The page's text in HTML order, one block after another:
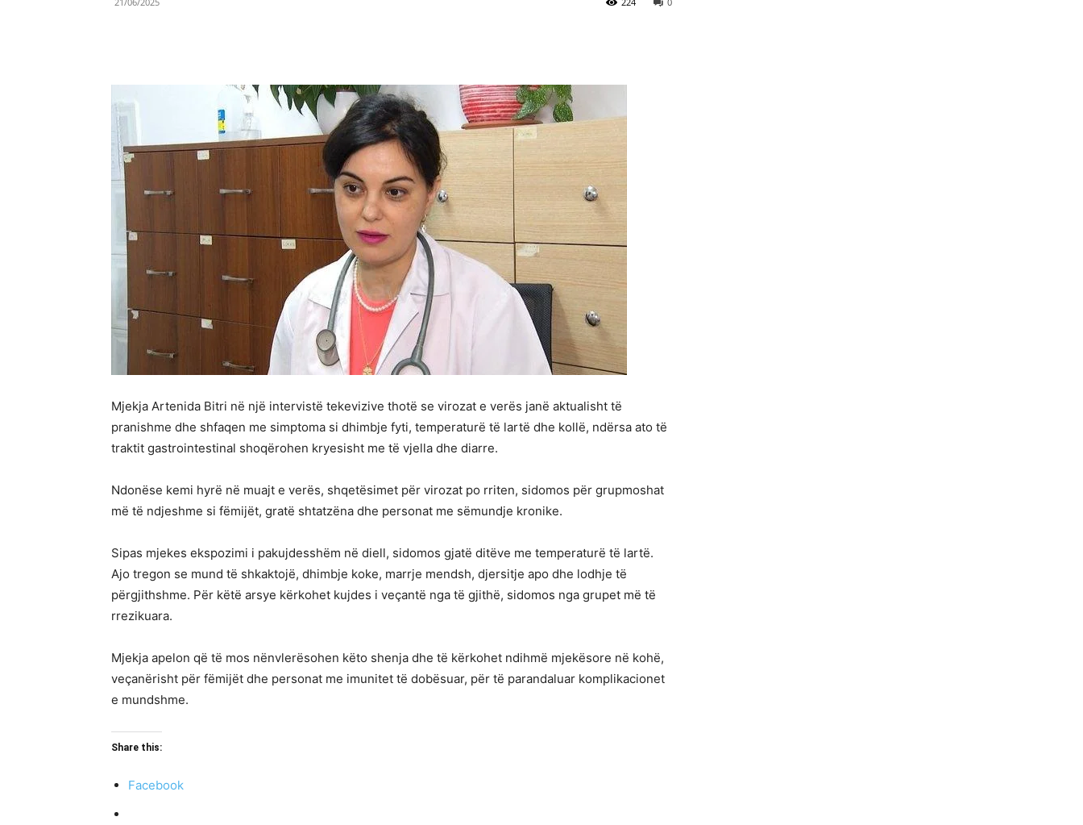
Mjekja Artenida Bitri në një intervistë tekevizive thotë se virozat e verës janë aktualisht të
pranishme dhe shfaqen me simptoma si dhimbje fyti, temperaturë të lartë dhe kollë, ndërsa ato të
traktit gastrointestinal shoqërohen kryesisht me të vjella dhe diarre.
Ndonëse kemi hyrë në muajt e verës, shqetësimet për virozat po rriten, sidomos për grupmoshat
më të ndjeshme si fëmijët, gratë shtatzëna dhe personat me sëmundje kronike.
Sipas mjekes ekspozimi i pakujdesshëm në diell, sidomos gjatë ditëve me temperaturë të lartë.
Ajo tregon se mund të shkaktojë, dhimbje koke, marrje mendsh, djersitje apo dhe lodhje të
përgjithshme. Për këtë arsye kërkohet kujdes i veçantë nga të gjithë, sidomos nga grupet më të
rrezikuara.
Mjekja apelon që të mos nënvlerësohen këto shenja dhe të kërkohet ndihmë mjekësore në kohë,
veçanërisht për fëmijët dhe personat me imunitet të dobësuar, për të parandaluar komplikacionet
e mundshme.
Share this:
Facebook